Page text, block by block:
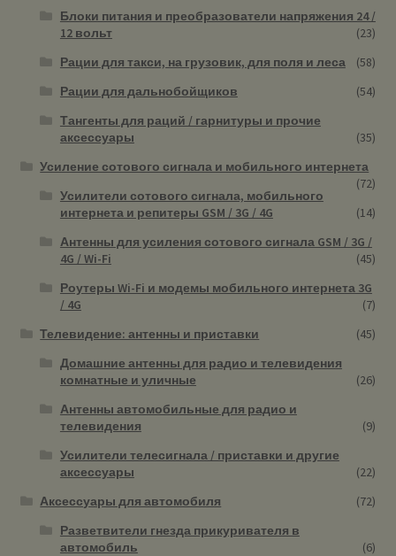
Блоки питания и преобразователи напряжения 24 /
12 вольт
(23)
Рации для такси, на грузовик, для поля и леса
(58)
Рации для дальнобойщиков
(54)
Тангенты для раций / гарнитуры и прочие
аксессуары
(35)
Усиление сотового сигнала и мобильного интернета
(72)
Усилители сотового сигнала, мобильного
интернета и репитеры GSM / 3G / 4G
(14)
Антенны для усиления сотового сигнала GSM / 3G /
4G / Wi-Fi
(45)
Роутеры Wi-Fi и модемы мобильного интернета 3G
/ 4G
(7)
Телевидение: антенны и приставки
(45)
Домашние антенны для радио и телевидения
комнатные и уличные
(26)
Антенны автомобильные для радио и
телевидения
(9)
Усилители телесигнала / приставки и другие
аксессуары
(22)
Аксессуары для автомобиля
(72)
Разветвители гнезда прикуривателя в
автомобиль
(6)